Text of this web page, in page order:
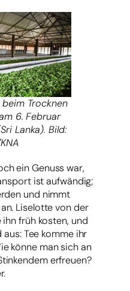
Trocknen
6. Februar
Lanka). Bild:
ein Genuss war,
ist aufwändig;
und nimmt
Liselotte von der
ihn früh kosten, und
Tee komme ihr
könne man sich an
erfreuen?